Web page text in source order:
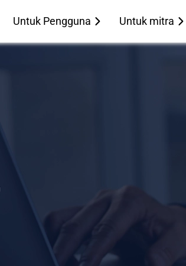
Untuk Pengguna Untuk mitra